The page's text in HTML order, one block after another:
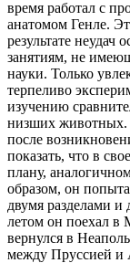
время работал с
анатомом Генле.
результате неудач
занятиям, не
науки. Только
терпеливо
изучению
низших животных.
после
показать, что в
плану,
образом, он
двумя разделами
летом он поехал
вернулся в
между Пруссией и